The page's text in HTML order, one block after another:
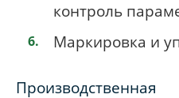
контроль
Маркировка и